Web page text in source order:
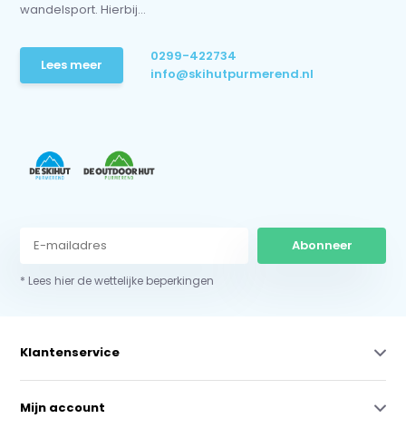
wandelsport. Hierbij...
Lees meer
0299-422734
info@skihutpurmerend.nl
Abonneer
* Lees hier de wettelijke beperkingen
Klantenservice
Mijn account